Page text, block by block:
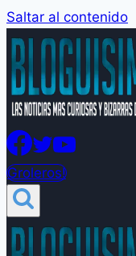
Saltar al contenido
Groleros!